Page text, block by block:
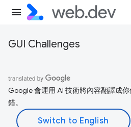
GUI Challenges
Google 會運用 AI 技術將內容翻譯成
錯。